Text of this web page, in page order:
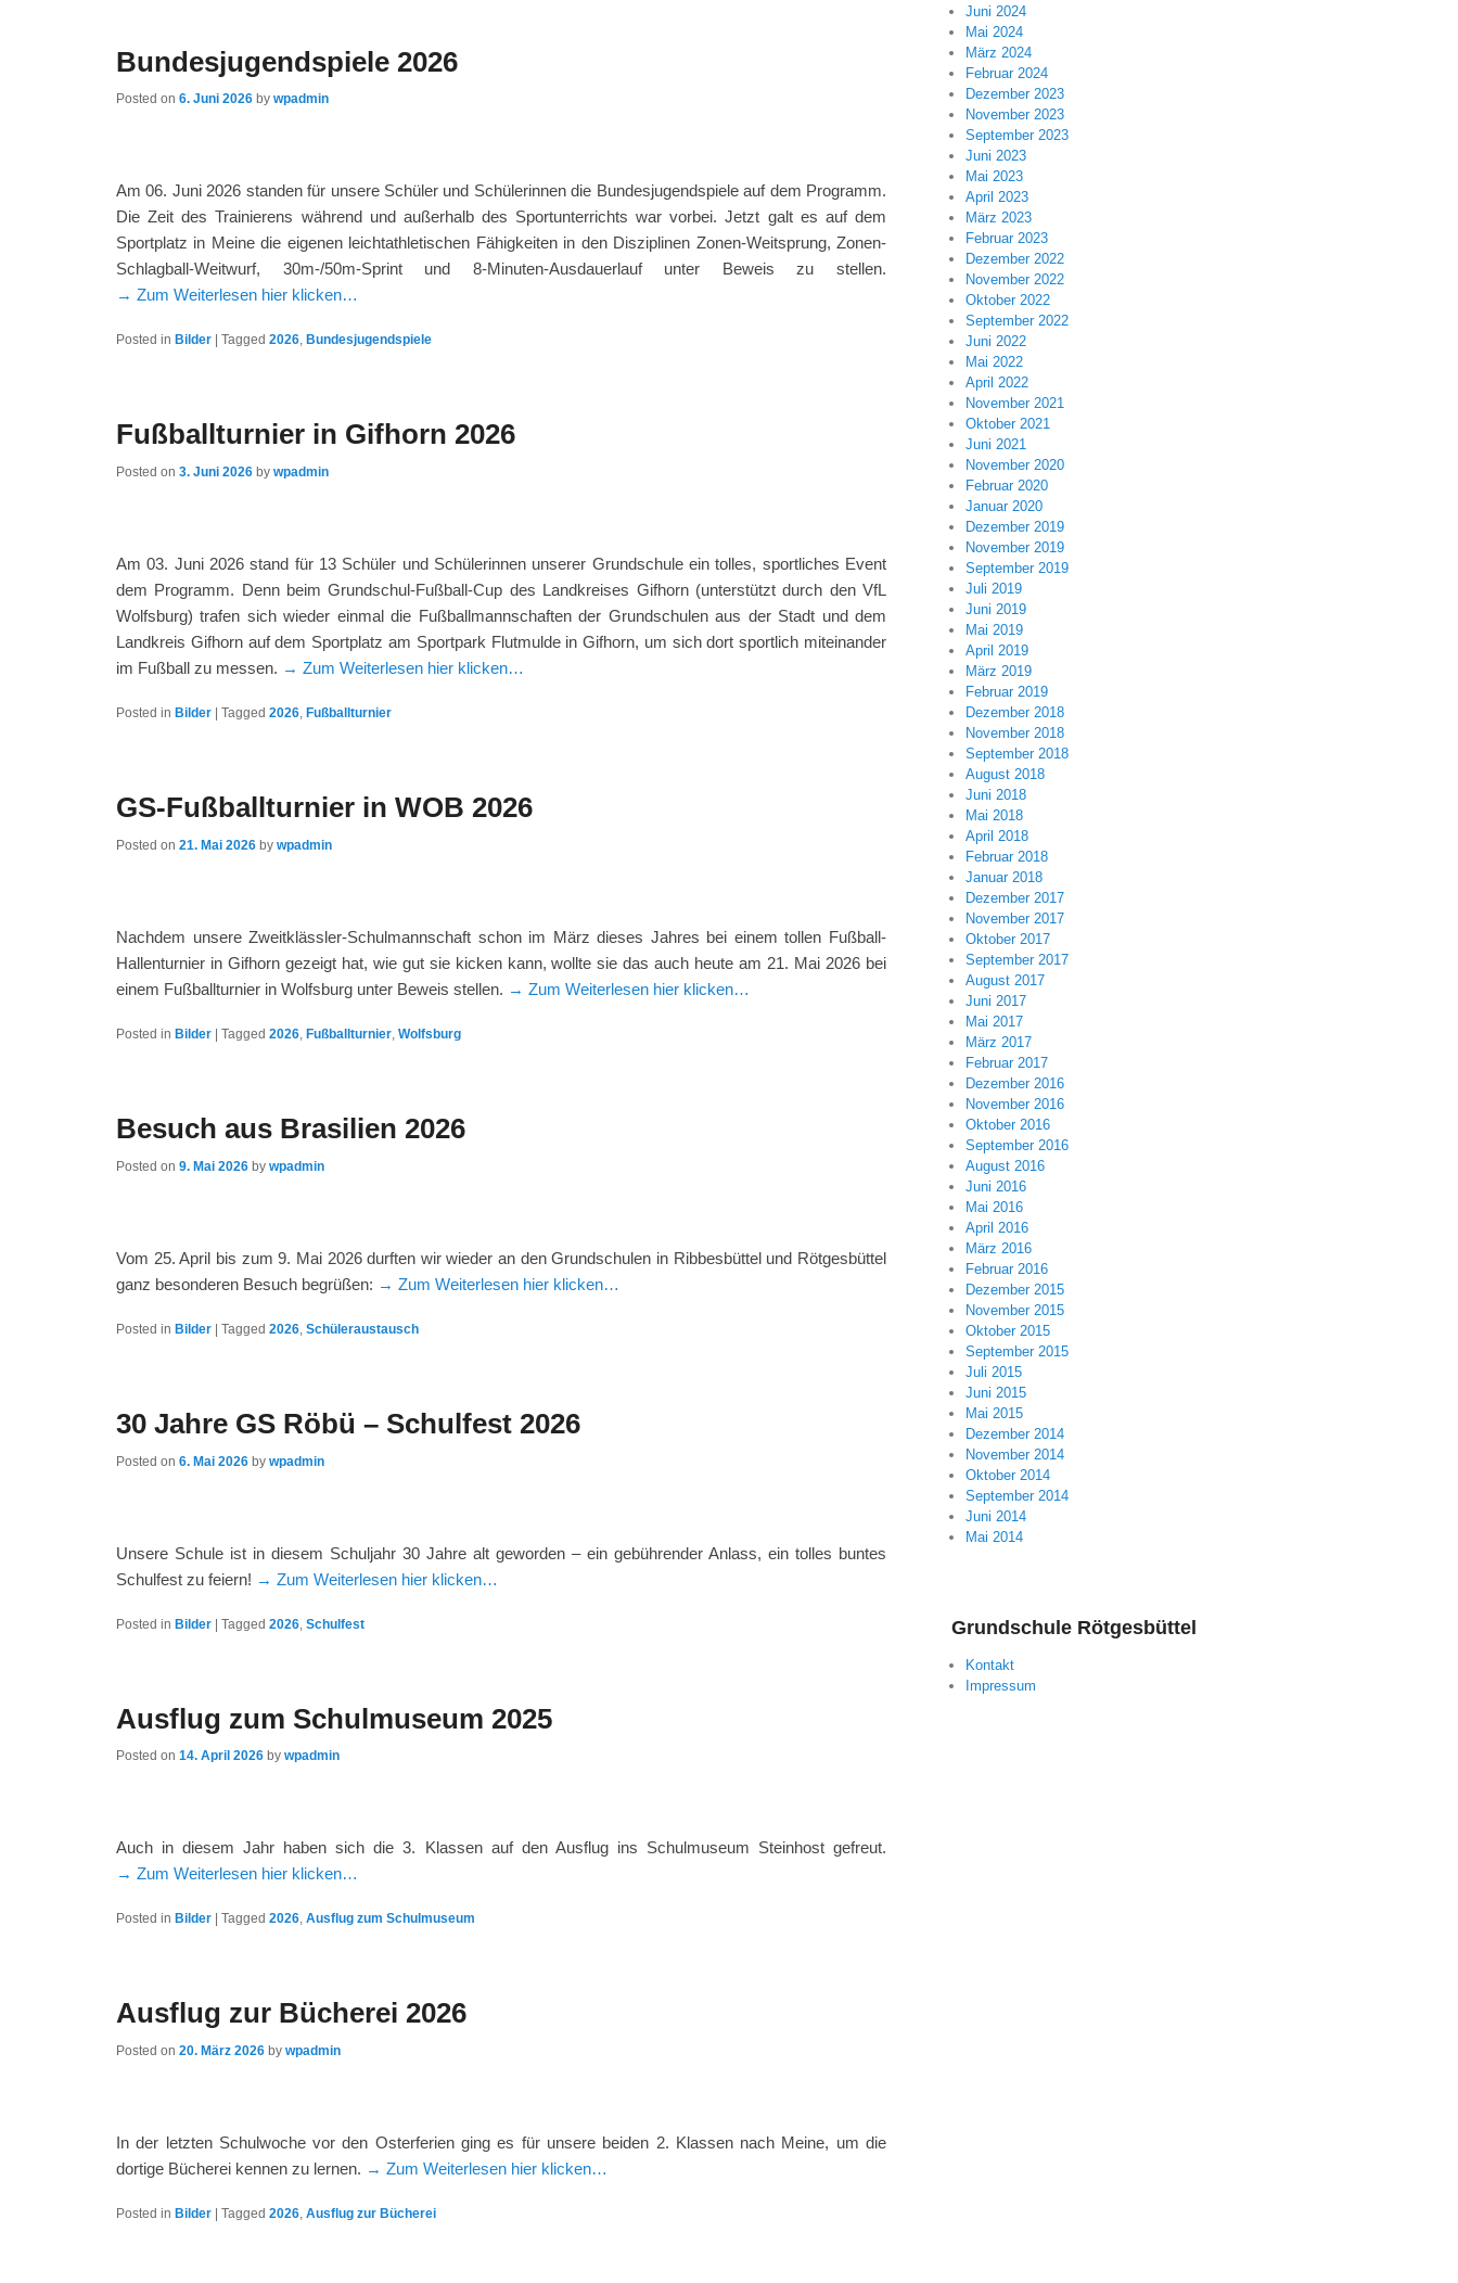
Bundesjugendspiele 2026
Posted on 6. Juni 2026 by wpadmin
Am 06. Juni 2026 standen für unsere Schüler und Schülerinnen die Bundesjugendspiele auf dem Programm.
Die Zeit des Trainierens während und außerhalb des Sportunterrichts war vorbei. Jetzt galt es auf dem
Sportplatz in Meine die eigenen leichtathletischen Fähigkeiten in den Disziplinen Zonen-Weitsprung, Zonen-
Schlagball-Weitwurf, 30m-/50m-Sprint und 8-Minuten-Ausdauerlauf unter Beweis zu stellen.
→ Zum Weiterlesen hier klicken…
Posted in Bilder Tagged 2026, Bundesjugendspiele
Fußballturnier in Gifhorn 2026
Posted on 3. Juni 2026 by wpadmin
Am 03. Juni 2026 stand für 13 Schüler und Schülerinnen unserer Grundschule ein tolles, sportliches Event
dem Programm. Denn beim Grundschul-Fußball-Cup des Landkreises Gifhorn (unterstützt durch den VfL
Wolfsburg) trafen sich wieder einmal die Fußballmannschaften der Grundschulen aus der Stadt und dem
Landkreis Gifhorn auf dem Sportplatz am Sportpark Flutmulde in Gifhorn, um sich dort sportlich miteinander
im Fußball zu messen. → Zum Weiterlesen hier klicken…
Posted in Bilder Tagged 2026, Fußballturnier
GS-Fußballturnier in WOB 2026
Posted on 21. Mai 2026 by wpadmin
Nachdem unsere Zweitklässler-Schulmannschaft schon im März dieses Jahres bei einem tollen Fußball-
Hallenturnier in Gifhorn gezeigt hat, wie gut sie kicken kann, wollte sie das auch heute am 21. Mai 2026 bei
einem Fußballturnier in Wolfsburg unter Beweis stellen. → Zum Weiterlesen hier klicken…
Posted in Bilder Tagged 2026, Fußballturnier, Wolfsburg
Besuch aus Brasilien 2026
Posted on 9. Mai 2026 by wpadmin
Vom 25. April bis zum 9. Mai 2026 durften wir wieder an den Grundschulen in Ribbesbüttel und Rötgesbüttel
ganz besonderen Besuch begrüßen: → Zum Weiterlesen hier klicken…
Posted in Bilder | Tagged 2026 Schüleraustausch
30 Jahre GS Röbü – Schulfest 2026
Posted on 6. Mai 2026 by wpadmin
Unsere Schule ist in diesem Schuljahr 30 Jahre alt geworden – ein gebührender Anlass, ein tolles buntes
Schulfest zu feiern! → Zum Weiterlesen hier klicken…
Posted in Bilder | Tagged 2026 Schulfest
Ausflug zum Schulmuseum 2025
Posted on 14. April 2026 by wpadmin
Auch in diesem Jahr haben sich die 3. Klassen auf den Ausflug ins Schulmuseum Steinhost gefreut.
→ Zum Weiterlesen hier klicken…
Posted in Bilder Tagged 2026, Ausflug zum Schulmuseum
Ausflug zur Bücherei 2026
Posted on 20. März 2026 by wpadmin
In der letzten Schulwoche vor den Osterferien ging es für unsere beiden 2. Klassen nach Meine, um die
dortige Bücherei kennen zu lernen. → Zum Weiterlesen hier klicken…
Posted in Bilder Tagged 2026, Ausflug zur Bücherei
Juni 2024
Mai 2024
März 2024
Februar 2024
Dezember 2023
November 2023
September 2023
Juni 2023
Mai 2023
April 2023
März 2023
Februar 2023
Dezember 2022
November 2022
Oktober 2022
September 2022
Juni 2022
Mai 2022
April 2022
November 2021
Oktober 2021
Juni 2021
November 2020
Februar 2020
Januar 2020
Dezember 2019
November 2019
September 2019
Juli 2019
Juni 2019
Mai 2019
April 2019
März 2019
Februar 2019
Dezember 2018
November 2018
September 2018
August 2018
Juni 2018
Mai 2018
April 2018
Februar 2018
Januar 2018
Dezember 2017
November 2017
Oktober 2017
September 2017
August 2017
Juni 2017
Mai 2017
März 2017
Februar 2017
Dezember 2016
November 2016
Oktober 2016
September 2016
August 2016
Juni 2016
Mai 2016
April 2016
März 2016
Februar 2016
Dezember 2015
November 2015
Oktober 2015
September 2015
Juli 2015
Juni 2015
Mai 2015
Dezember 2014
November 2014
Oktober 2014
September 2014
Juni 2014
Mai 2014
Grundschule Rötgesbüttel
Kontakt
Impressum